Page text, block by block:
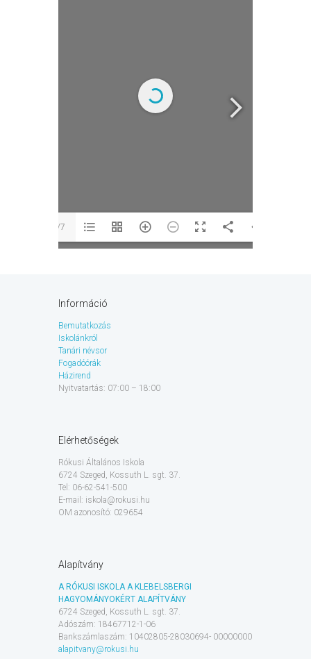
1/7
Információ
Bemutatkozás
Iskolánkról
Tanári névsor
Fogadóórák
Házirend
Nyitvatartás: 07:00 – 18:00
Elérhetőségek
Rókusi Általános Iskola
6724 Szeged, Kossuth L. sgt. 37.
Tel: 06-62-541-500
E-mail: iskola@rokusi.hu
OM azonosító: 029654
Alapítvány
A RÓKUSI ISKOLA A KLEBELSBERGI
HAGYOMÁNYOKÉRT ALAPÍTVÁNY
6724 Szeged, Kossuth L. sgt. 37.
Adószám: 18467712-1-06
Bankszámlaszám: 10402805-28030694- 00000000
alapitvany@rokusi.hu